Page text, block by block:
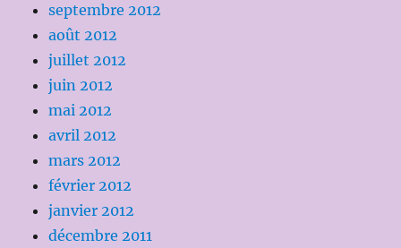
septembre 2012
août 2012
juillet 2012
juin 2012
mai 2012
avril 2012
mars 2012
février 2012
janvier 2012
décembre 2011